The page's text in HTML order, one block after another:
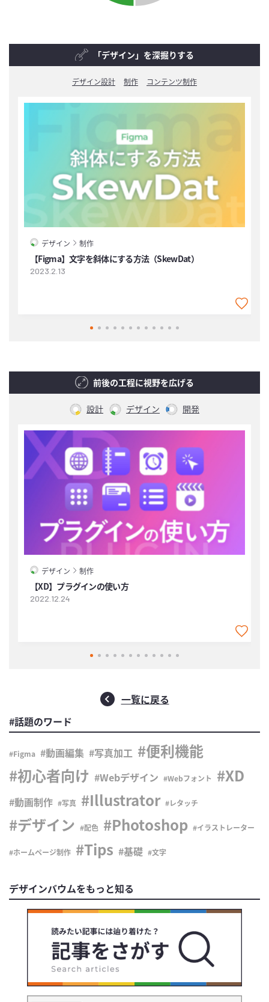
「デザイン」を深掘りする
デザイン設計 制作 コンテンツ制作
デザイン 制作
【Figma】文字を斜体にする方法（SkewDat）
2023.2.13
前後の工程に視野を広げる
設計 デザイン 開発
デザイン 制作
【XD】プラグインの使い方
2022.12.24
一覧に戻る
#話題のワード
Figma 動画編集 写真加工
便利機能
初心者向け
Webデザイン Webフォント XD
動画制作 写真 Illustrator レタッチ
デザイン 配色 Photoshop イラストレーター
ホームページ制作 Tips 基礎 文字
デザインバウムをもっと知る